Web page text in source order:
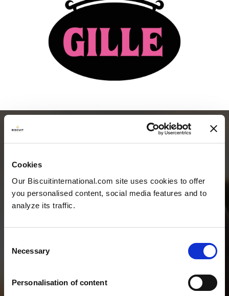
Cookies
Our Biscuitinternational.com site uses cookies to offer
you personalised content, social media features and to
analyze its traffic.
Selection
Necessary
Personalisation of content
KONTAKTUPPGIF